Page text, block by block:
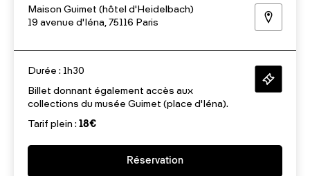
Maison Guimet (hôtel d'Heidelbach)
19 avenue d'Iéna, 75116 Paris
Durée : 1h30
Billet donnant également accès aux
collections du musée Guimet (place d'Iéna).
Tarif plein : 18€
Réservation